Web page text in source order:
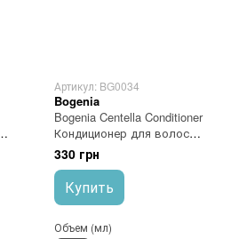
Артикул: BG0034
Bogenia
Bogenia Centella Conditioner
Кондиционер для волос
увлажняющий с экстрактом
центеллы и ментолом
330 грн
Купить
Объем (мл)